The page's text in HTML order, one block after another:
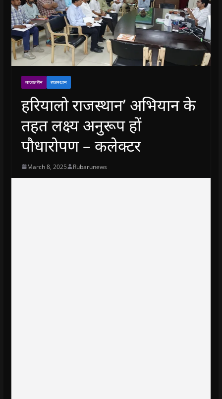
ताजातरीन राजस्थान
हरियालो राजस्थान’ अभियान के
तहत लक्ष्‍य अनुरूप हों
पौधारोपण – कलेक्‍टर
March 8, 2025 Rubarunews